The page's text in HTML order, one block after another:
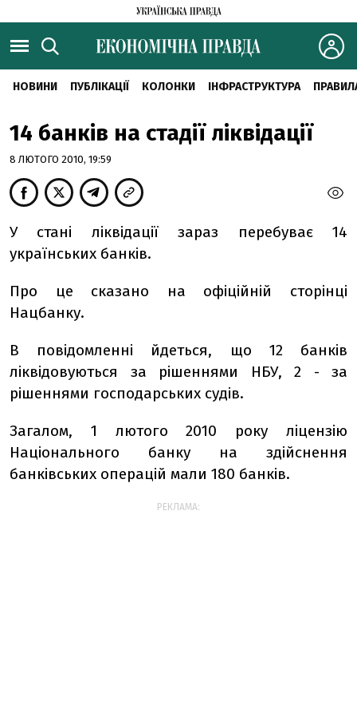
НОВИНИ ПУБЛІКАЦІЇ КОЛОНКИ ІНФРАСТРУКТУРА
14 банків на стадії ліквідації
8 ЛЮТОГО 2010, 19:59
У стані ліквідації зараз перебуває 14
українських банків.
Про це сказано на офіційній сторінці
Нацбанку.
В повідомленні йдеться, що 12 банків
ліквідовуються за рішеннями НБУ, 2 - за
рішеннями господарських судів.
Загалом, 1 лютого 2010 року ліцензію
Національного банку на здійснення
банківських операцій мали 180 банків.
РЕКЛАМА: